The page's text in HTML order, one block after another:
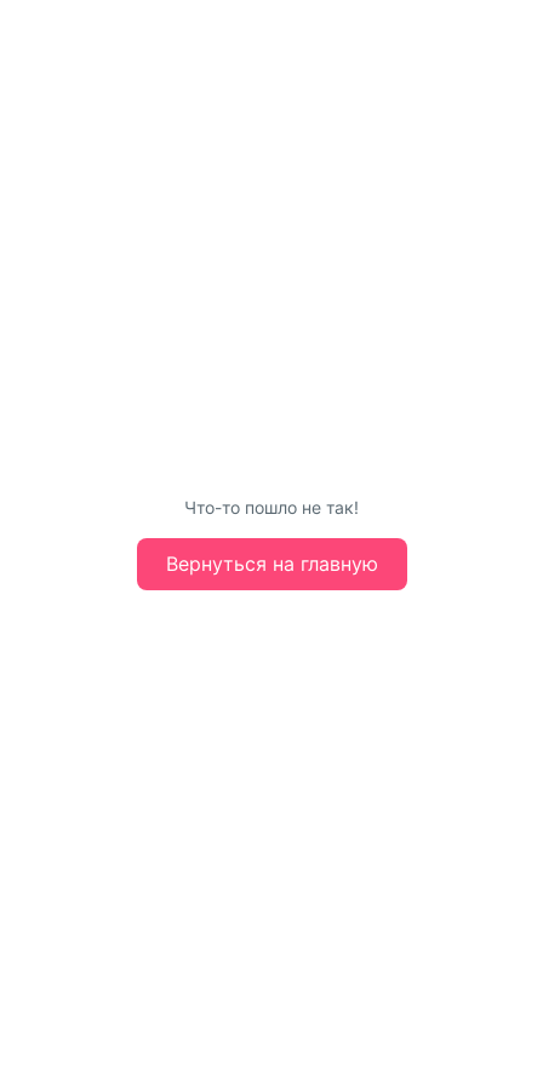
Что-то пошло не так!
Вернуться на главную